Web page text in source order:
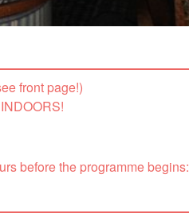
front page!)
before the programme begins: